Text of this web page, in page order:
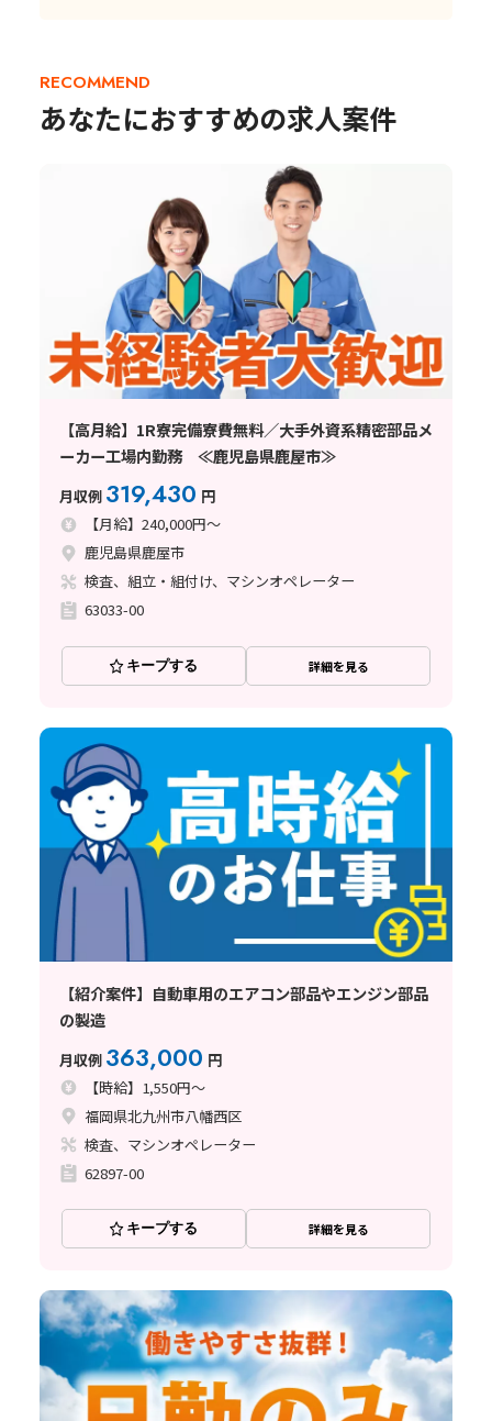
RECOMMEND
あなたにおすすめの求人案件
【高月給】1R寮完備寮費無料／大手外資系精密部品メ
ーカー工場内勤務 ≪鹿児島県鹿屋市≫
月収例 319,430 円
【月給】240,000円～
鹿児島県鹿屋市
検査、組立・組付け、マシンオペレーター
63033-00
キープする 詳細を見る
【紹介案件】自動車用のエアコン部品やエンジン部品
の製造
月収例 363,000 円
【時給】1,550円～
福岡県北九州市八幡西区
検査、マシンオペレーター
62897-00
キープする 詳細を見る